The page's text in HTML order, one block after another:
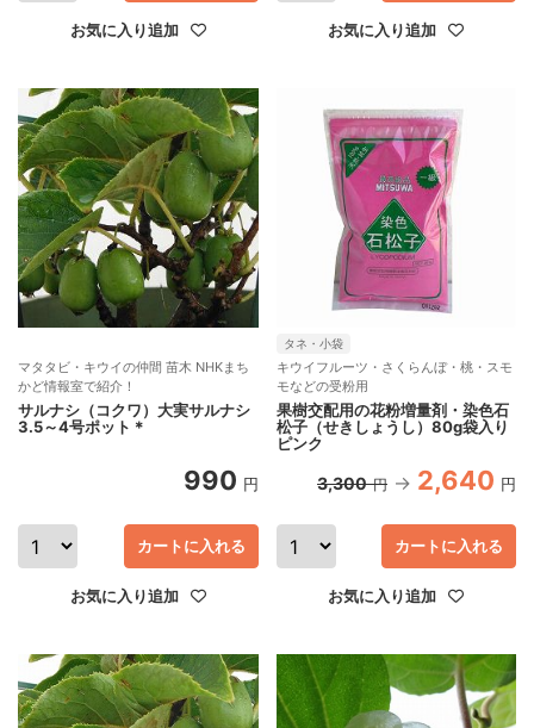
お気に入り追加 お気に入り追加
マタタビ・キウイの仲間 苗木 NHKまち
かど情報室で紹介！
サルナシ（コクワ）大実サルナシ
3.5～4号ポット＊
990 円
カートに入れる
お気に入り追加
タネ・小袋
キウイフルーツ・さくらんぼ・桃・スモ
モなどの受粉用
果樹交配用の花粉増量剤・染色石
松子（せきしょうし）80g袋入り
ピンク
3,300 円 2,640 円
カートに入れる
お気に入り追加